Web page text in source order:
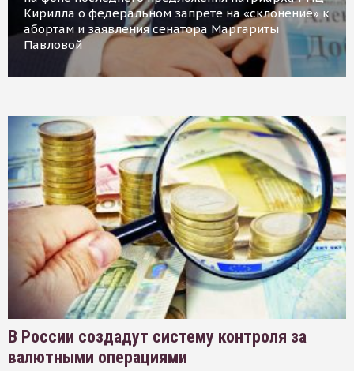
Кирилла о федеральном запрете на «склонение» к
абортам и заявления сенатора Маргариты
Павловой
В России создадут систему контроля за
валютными операциями